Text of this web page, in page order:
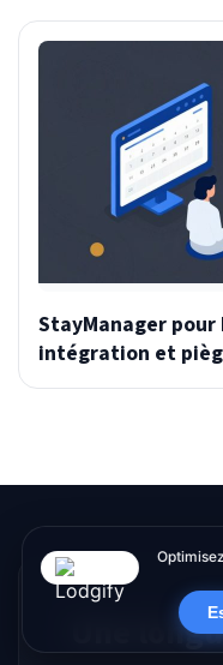
StayManager
intégration et
Une